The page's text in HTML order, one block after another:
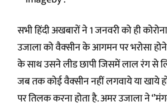
सभी हिंदी अखबारों ने 1 जनवरी को ही
उजाला को वैक्‍सीन के आगमन पर भरोसा
के साथ उसने लीड छापी जिसमें लाल रंग से
जब तक कोई वैक्‍सीन नहीं लगवाये या खाये
पर तिलक करना होता है. अमर उजाला ने